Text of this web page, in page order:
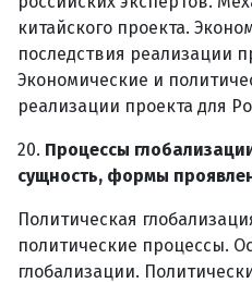
китайского проекта.
последствия реализации
Экономические и
реализации проекта для
20. Процессы
сущность, формы
Политическая
политические процессы.
глобализации.